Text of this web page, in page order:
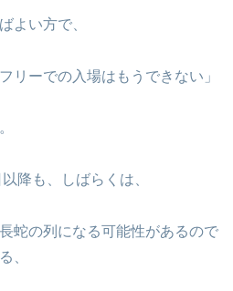
よい方で、
リーでの入場はもうできない」
降も、しばらくは、
蛇の列になる可能性があるので
、